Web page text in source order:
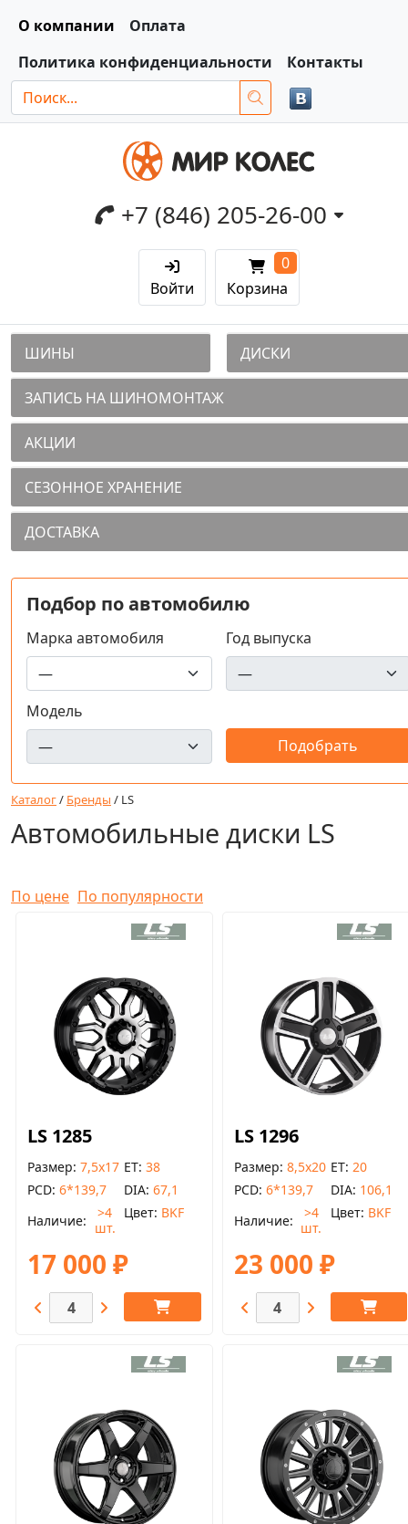
О компании
Оплата
Политика конфиденциальности
Контакты
+7 (846) 205-26-00
Войти Корзина
0
ШИНЫ ДИСКИ
ЗАПИСЬ НА ШИНОМОНТАЖ
АКЦИИ
СЕЗОННОЕ ХРАНЕНИЕ
ДОСТАВКА
Подбор по автомобилю
Марка автомобиля Год выпуска
Модель
Каталог/ Бренды / LS
Автомобильные диски LS
По цене По популярности
LS 1285
Размер 7,5x17
PCD 6*139,7
Наличие
>4
шт.
ET 38
DIA 67,1
Цвет BKF
17 000 ₽
LS 1296
Размер 8,5x20
PCD 6*139,7
Наличие
>4
шт.
ET 20
DIA 106,1
Цвет BKF
23 000 ₽